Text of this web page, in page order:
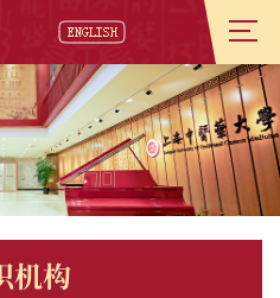
机构